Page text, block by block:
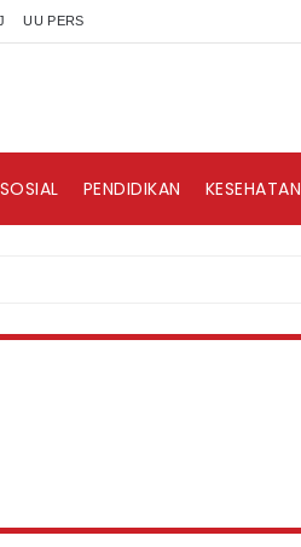
UU PERS
SOSIAL PENDIDIKAN KESEHATAN